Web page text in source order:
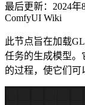
最后更新：2024年
ComfyUI Wiki
此节点旨在加载
任务的生成模型。
的过程，使它们可